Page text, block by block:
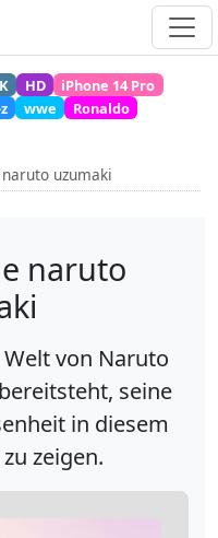
HD
iPhone 14 Pro
wwe
Ronaldo
uzumaki
naruto
von Naruto
seine
in diesem
zeigen.